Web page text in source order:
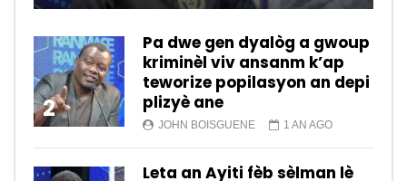
2
Pa dwe gen dyalòg a gwoup
kriminèl viv ansanm k’ap
teworize popilasyon an depi
plizyè ane
JOHN BOISGUENE 1 AN AGO
Leta an Ayiti fèb sèlman lè